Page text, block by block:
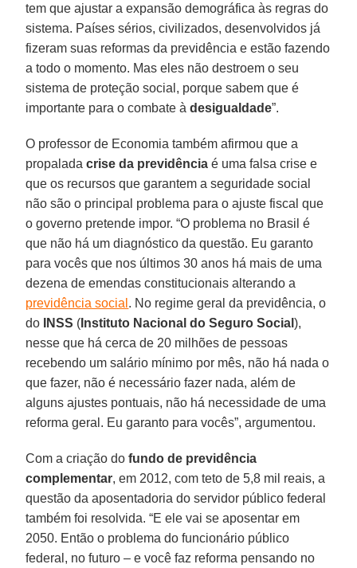
tem que ajustar a expansão demográfica às regras do
sistema. Países sérios, civilizados, desenvolvidos já
fizeram suas reformas da previdência e estão fazendo
a todo o momento. Mas eles não destroem o seu
sistema de proteção social, porque sabem que é
importante para o combate àdesigualdade”.
O professor de Economia também afirmou que a
propaladacrise da previdência é uma falsa crise e
que os recursos que garantem a seguridade social
não são o principal problema para o ajuste fiscal que
o governo pretende impor. “O problema no Brasil é
que não há um diagnóstico da questão. Eu garanto
para vocês que nos últimos 30 anos há mais de uma
dezena de emendas constitucionais alterando a
previdência social . No regime geral da previdência, o
do
INSS ( Instituto Nacional do Seguro Social),
nesse que há cerca de 20 milhões de pessoas
recebendo um salário mínimo por mês, não há nada o
que fazer, não é necessário fazer nada, além de
alguns ajustes pontuais, não há necessidade de uma
reforma geral. Eu garanto para vocês”, argumentou.
Com a criação do fundo de previdência
complementar, em 2012, com teto de 5,8 mil reais, a
questão da aposentadoria do servidor público federal
também foi resolvida. “E ele vai se aposentar em
2050. Então o problema do funcionário público
federal, no futuro – e você faz reforma pensando no